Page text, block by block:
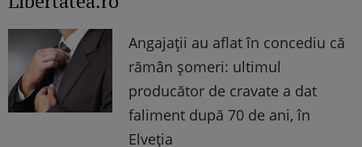
Angajații au aflat în concediu că
rămân șomeri: ultimul
producător de cravate a dat
faliment după 70 de ani, în
Elveția